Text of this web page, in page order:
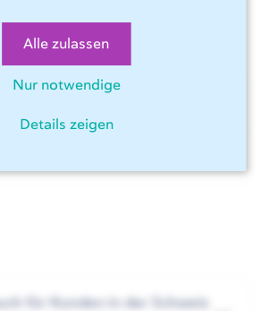
Alle zulassen
Nur notwendige
Details zeigen
für Kunden in der Schweiz